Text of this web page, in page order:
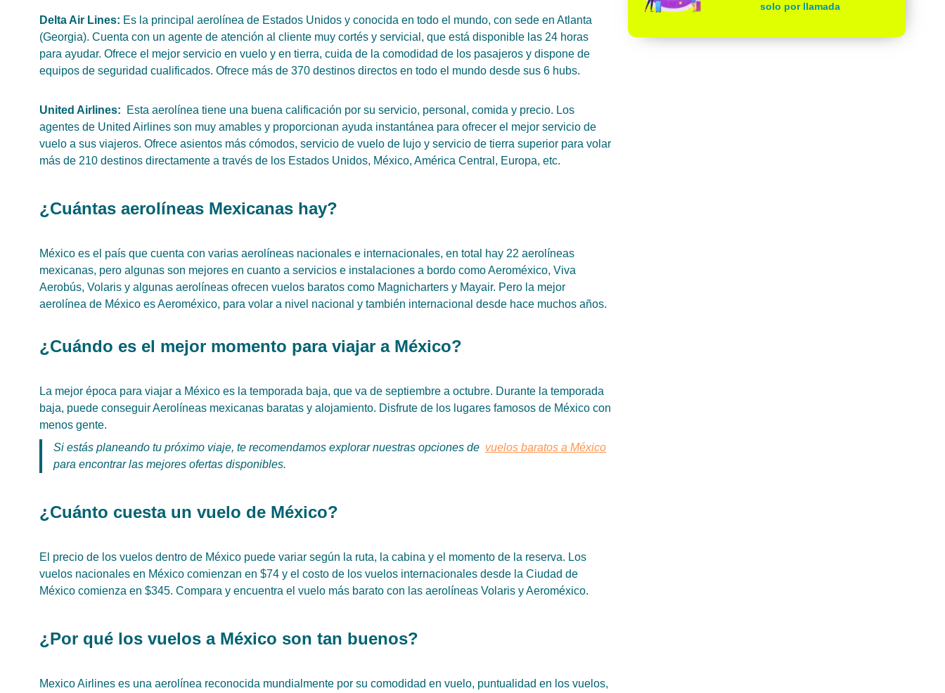
Delta Air Lines: Es la principal aerolínea de Estados Unidos y conocida en todo el mundo, con sede en Atlanta
(Georgia). Cuenta con un agente de atención al cliente muy cortés y servicial, que está disponible las 24 horas
para ayudar. Ofrece el mejor servicio en vuelo y en tierra, cuida de la comodidad de los pasajeros y dispone de
equipos de seguridad cualificados. Ofrece más de 370 destinos directos en todo el mundo desde sus 6 hubs.
United Airlines:
Esta aerolínea tiene una buena calificación por su servicio, personal, comida y precio. Los
agentes de United Airlines son muy amables y proporcionan ayuda instantánea para ofrecer el mejor servicio de
vuelo a sus viajeros. Ofrece asientos más cómodos, servicio de vuelo de lujo y servicio de tierra superior para volar
más de 210 destinos directamente a través de los Estados Unidos, México, América Central, Europa, etc.
¿Cuántas aerolíneas Mexicanas hay?
México es el país que cuenta con varias aerolíneas nacionales e internacionales, en total hay 22 aerolíneas
mexicanas, pero algunas son mejores en cuanto a servicios e instalaciones a bordo como Aeroméxico, Viva
Aerobús, Volaris y algunas aerolíneas ofrecen vuelos baratos como Magnicharters y Mayair. Pero la mejor
aerolínea de México es Aeroméxico, para volar a nivel nacional y también internacional desde hace muchos años.
¿Cuándo es el mejor momento para viajar a México?
La mejor época para viajar a México es la temporada baja, que va de septiembre a octubre. Durante la temporada
baja, puede conseguir Aerolíneas mexicanas baratas y alojamiento. Disfrute de los lugares famosos de México con
menos gente.
Si estás planeando tu próximo viaje, te recomendamos explorar nuestras opciones de vuelos baratos a México
para encontrar las mejores ofertas disponibles.
¿Cuánto cuesta un vuelo de México?
El precio de los vuelos dentro de México puede variar según la ruta, la cabina y el momento de la reserva. Los
vuelos nacionales en México comienzan en $74 y el costo de los vuelos internacionales desde la Ciudad de
México comienza en $345. Compara y encuentra el vuelo más barato con las aerolíneas Volaris y Aeroméxico.
¿Por qué los vuelos a México son tan buenos?
Mexico Airlines es una aerolínea reconocida mundialmente por su comodidad en vuelo, puntualidad en los vuelos,
solo por llamada